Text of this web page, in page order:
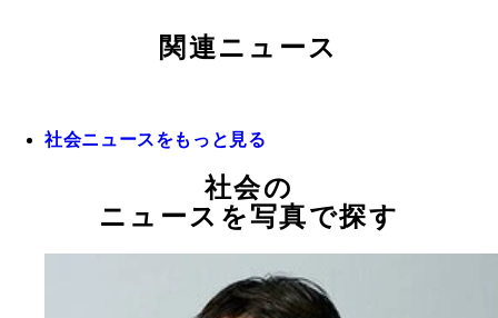
関連ニュース
社会ニュースをもっと見る
社会の
ニュースを写真で探す